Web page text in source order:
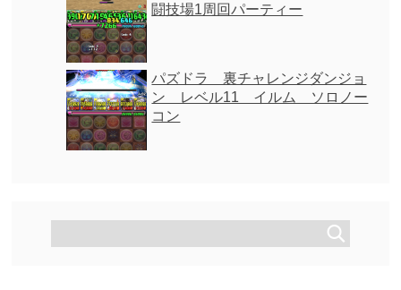
闘技場1周回パーティー
パズドラ 裏チャレンジダンジョ
ン レベル11 イルム ソロノー
コン